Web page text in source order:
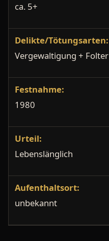
ca. 5+
Delikte/Tötungsarten:
Vergewaltigung + Folter
Festnahme:
1980
Urteil:
Lebenslänglich
Aufenthaltsort:
unbekannt